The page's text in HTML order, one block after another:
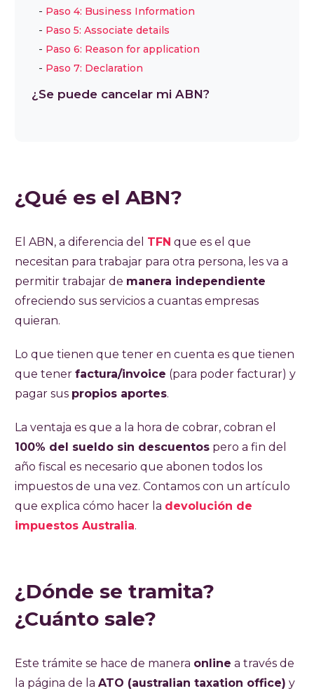
Paso 4: Business Information
Paso 5: Associate details
Paso 6: Reason for application
Paso 7: Declaration
¿Se puede cancelar mi ABN?
¿Qué es el ABN?
El ABN, a diferencia del TFN que es el que
necesitan para trabajar para otra persona, les va a
permitir trabajar de manera independiente
ofreciendo sus servicios a cuantas empresas
quieran.
Lo que tienen que tener en cuenta es que tienen
que tener factura/invoice (para poder facturar) y
pagar sus propios aportes.
La ventaja es que a la hora de cobrar, cobran el
100% del sueldo sin descuentos pero a fin del
año fiscal es necesario que abonen todos los
impuestos de una vez. Contamos con un artículo
que explica cómo hacer la devolución de
impuestos Australia.
¿Dónde se tramita?
¿Cuánto sale?
Este trámite se hace de manera online a través de
la página de la ATO (australian taxation office) y